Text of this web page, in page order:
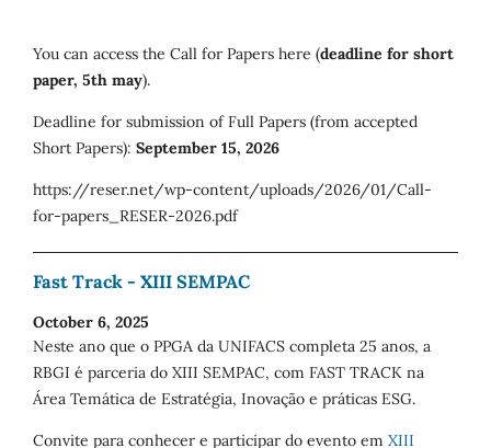
You can access the Call for Papers here (deadline for short
paper, 5th may).
Deadline for submission of Full Papers (from accepted
Short Papers): September 15, 2026
https://reser.net/wp-content/uploads/2026/01/Call-
for-papers_RESER-2026.pdf
Fast Track - XIII SEMPAC
October 6, 2025
Neste ano que o PPGA da UNIFACS completa 25 anos, a
RBGI é parceria do XIII SEMPAC, com FAST TRACK na
Área Temática de Estratégia, Inovação e práticas ESG.
Convite para conhecer e participar do evento em XIII